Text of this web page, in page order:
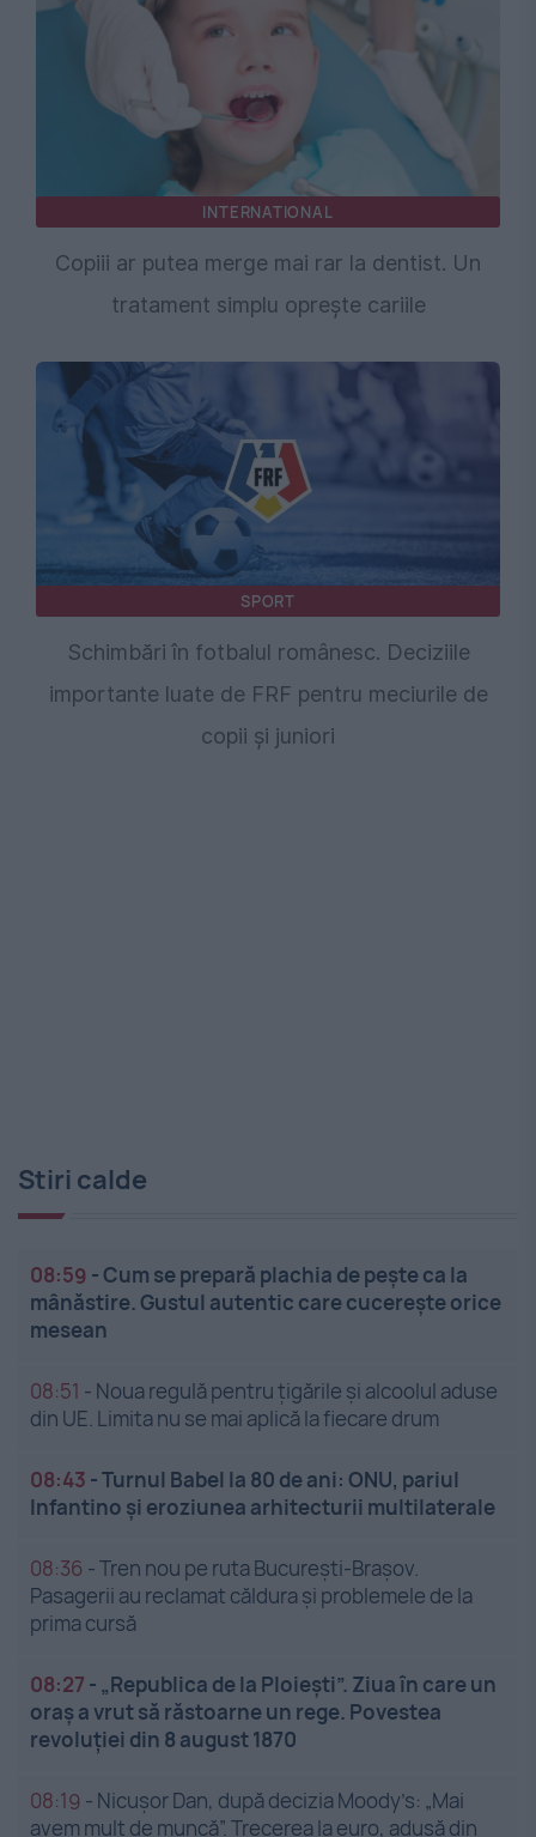
INTERNATIONAL
Copiii ar putea merge mai rar la dentist. Un
tratament simplu oprește cariile
SPORT
Schimbări în fotbalul românesc. Deciziile
importante luate de FRF pentru meciurile de
copii și juniori
Stiri calde
08:59 -Cum se prepară plachia de pește ca la
mânăstire. Gustul autentic care cucerește orice
mesean
08:51 - Noua regulă pentru țigările și alcoolul aduse
din UE. Limita nu se mai aplică la fiecare drum
08:43 -Turnul Babel la 80 de ani: ONU, pariul
Infantino și eroziunea arhitecturii multilaterale
08:36 -Tren nou pe ruta București-Brașov.
Pasagerii au reclamat căldura și problemele de la
prima cursă
08:27 - „Republica de la Ploiești”. Ziua în care un
oraș a vrut să răstoarne un rege. Povestea
revoluției din 8 august 1870
08:19 - Nicușor Dan, după decizia Moody’s: „Mai
avem mult de muncă”. Trecerea la euro, adusă din